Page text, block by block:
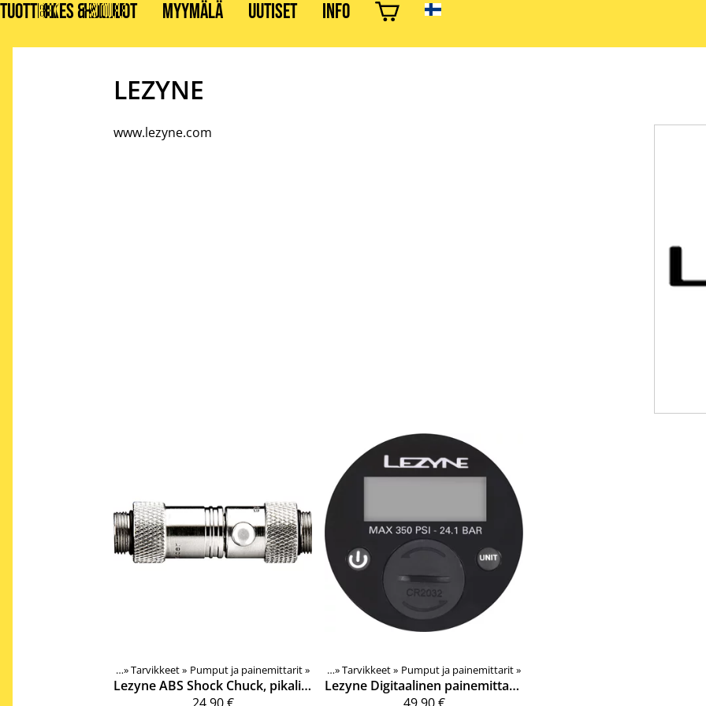
TUOTTEET HUOLLOT MYYMÄLÄ UUTISET INFO
BIKES & STUFF
LEZYNE
www.lezyne.com
Tuotteet ‪»Tarvikkeet‪» Pumput ja painemittarit‪»
Lezyne
ABS Shock Chuck, pikaliitin
24,90 €
Tuotteet ‪»Tarvikkeet‪» Pumput ja painemittarit‪»
Lezyne
Digitaalinen painemittari jalkapumppuihin 2,5", max. 24 bar (350 psi)
49,90 €